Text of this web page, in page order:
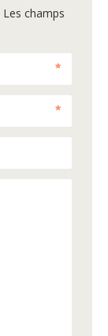
Les champs